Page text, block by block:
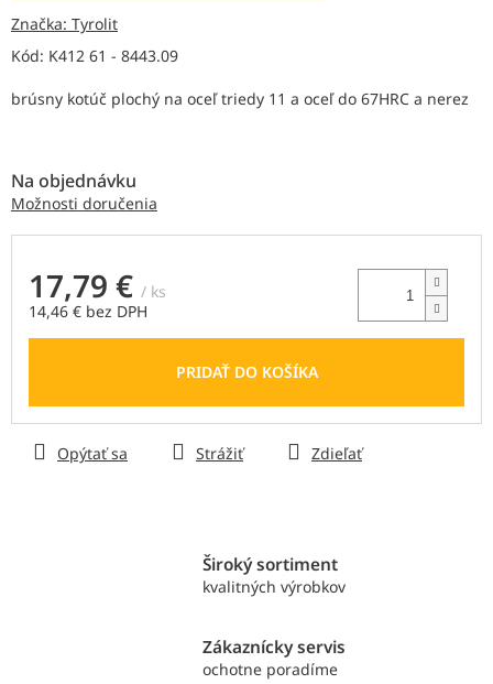
Kód: K412 61 - 8443.09
Na objednávku
Možnosti doručenia
17,79 € / ks
14,46 € bez DPH
Jednotková
PRIDAŤ DO KOŠÍKA
brúsny kotúč plochý na oceľ triedy 11 a oceľ do 67HRC a nerez
Opýtať sa Strážiť Zdieľať
produktu
0,0
5
Značka: Tyrolit
Široký sortiment
kvalitných výrobkov
Zákaznícky servis
ochotne poradíme